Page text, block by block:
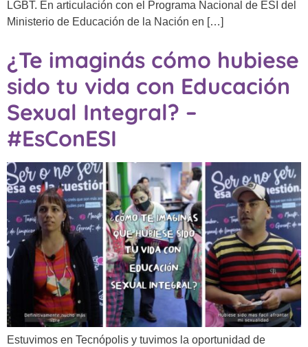
LGBT. En articulación con el Programa Nacional de ESI del
Ministerio de Educación de la Nación en […]
¿Te imaginás cómo hubiese
sido tu vida con Educación
Sexual Integral? –
#EsConESI
Estuvimos en Tecnópolis y tuvimos la oportunidad de